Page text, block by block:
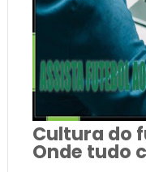
Cultura do
Onde tudo